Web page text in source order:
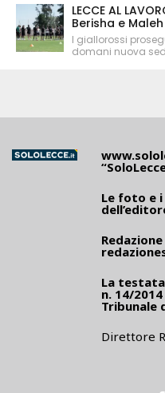
LECCE AL
Berisha e
I giallorossi
domani nuova
Le foto e
La testata
n. 14/
Tribunale
Direttore